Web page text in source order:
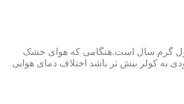
گرم سال است.هنگامی که هوای خشک
کولر بیش تر باشد اختلاف دمای هوایی